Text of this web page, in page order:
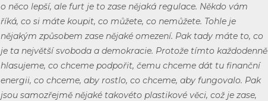
o něco lepší, ale furt je to zase nějaká regulace. Někdo vám
říká, co si máte koupit, co můžete, co nemůžete. Tohle je
nějakým způsobem zase nějaké omezení. Pak tady máte to, co
je ta největší svoboda a demokracie. Protože tímto každodenně
hlasujeme, co chceme podpořit, čemu chceme dát tu finanční
energii, co chceme, aby rostlo, co chceme, aby fungovalo. Pak
jsou samozřejmě nějaké takovéto plastikové věci, což je zase,